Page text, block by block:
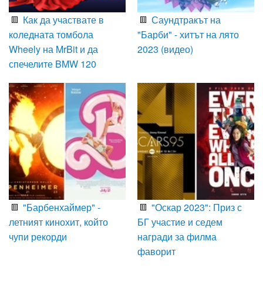
Как да участвате в
коледната томбола
Wheely на MrBit и да
спечелите BMW 120
Саундтракът на
"Барби" - хитът на лято
2023 (видео)
"Барбенхаймер" -
летният кинохит, който
чупи рекорди
"Оскар 2023": Приз с
БГ участие и седем
награди за филма
фаворит